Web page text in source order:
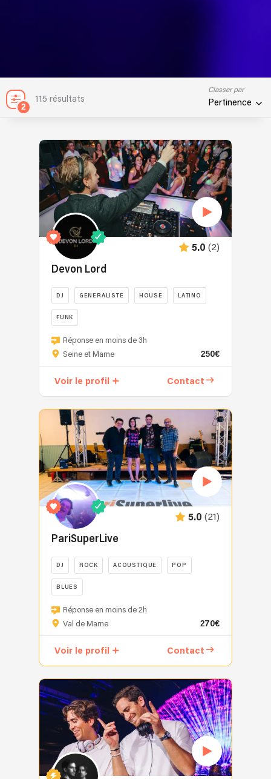
2
115 résultats
Classer par
Pertinence
5.0 (2)
Devon Lord
DJ GENERALISTE HOUSE LATINO
FUNK
DJ
spécialisé
les
événements
privés
ou
d'entreprises,
mon
but
est
simple
:
de
votre
soirée
moment
inoubliable
vous
faisant
jusqu'au
bout
nuit.
Avec
moi,
Réponse en moins de 3h
Seine et Marne
250€
Voir le profil Contact
5.0 (21)
PariSuperLive
DJ ROCK ACOUSTIQUE POP
BLUES
Découvrez
PARISUPERLIVE,
collectif
passionnés
réunissant
musiciens
chanteurs
pour
Réponse en moins de 2h
Val de Marne
270€
Voir le profil Contact